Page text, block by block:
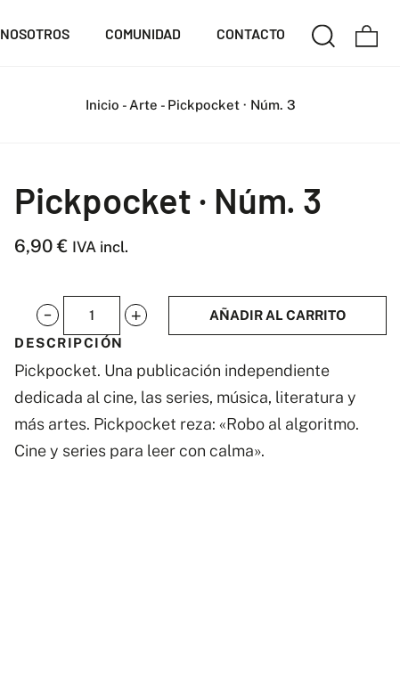
NOSOTROS COMUNIDAD CONTACTO
Inicio - Arte - Pickpocket · Núm. 3
Pickpocket · Núm. 3
6,90€ IVA incl.
Pickpocket
·
Núm.
3
cantidad
AÑADIR AL CARRITO
DESCRIPCIÓN
Pickpocket. Una publicación independiente
dedicada al cine, las series, música, literatura y
más artes. Pickpocket reza: «Robo al algoritmo.
Cine y series para leer con calma».